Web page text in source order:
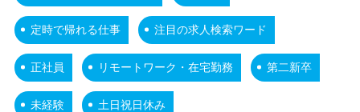
定時で帰れる仕事 注目の求人検索ワード
正社員 リモートワーク・在宅勤務 第二新卒
未経験 土日祝日休み